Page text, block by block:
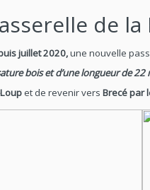
de la
juillet 2020,une nouvelle
bois et d’une longueur de 22
et de revenir vers Brecé par